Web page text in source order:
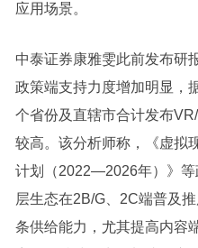
应用场景。
中泰证券康雅雯此前发布研
政策端支持力度增加明显，
个省份及直辖市合计发布
较高。该分析师称，《虚拟
计划（2022—2026年）》等
层生态在2B/G、2C端普及
条供给能力，尤其提高内容